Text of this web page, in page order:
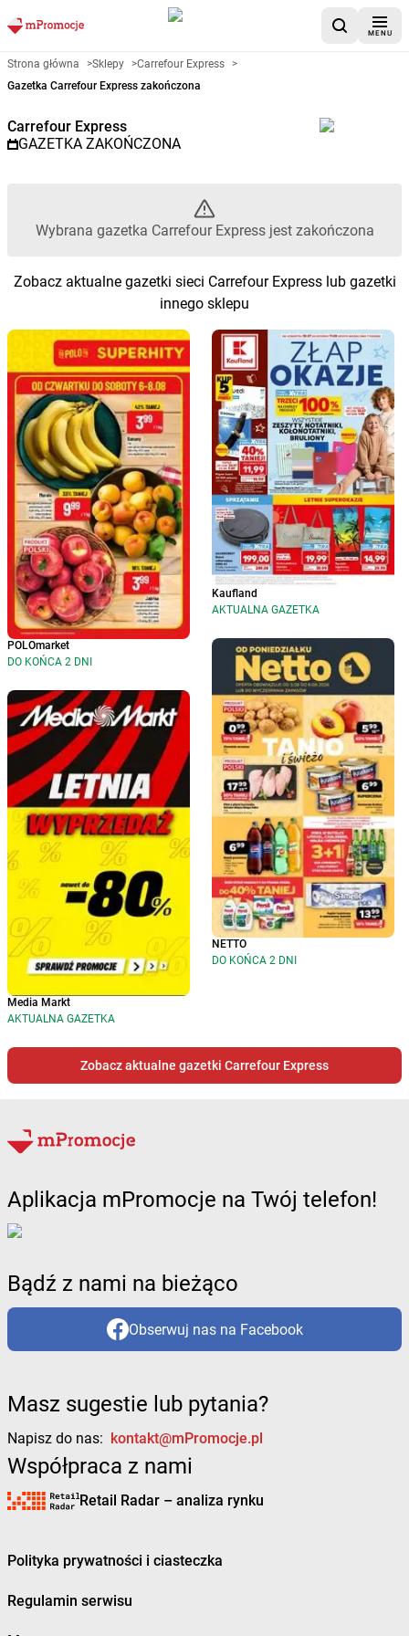
MENU
Gazetka promocyjna
Strona główna >Sklepy >Carrefour Express >
Gazetka Carrefour Express zakończona
Carrefour Express
GAZETKA ZAKOŃCZONA
Wybrana gazetka Carrefour Express jest zakończona
Zobacz aktualne gazetki sieci Carrefour Express lub gazetki
innego sklepu
POLOmarket
DO KOŃCA 2 DNI
Media Markt
AKTUALNA GAZETKA
Kaufland
AKTUALNA GAZETKA
NETTO
DO KOŃCA 2 DNI
Zobacz aktualne gazetki Carrefour Express
Aplikacja mPromocje na Twój telefon!
Bądź z nami na bieżąco
Obserwuj nas na Facebook
Masz sugestie lub pytania?
Napisz do nas: kontakt@mPromocje.pl
Współpraca z nami
Retail Radar – analiza rynku
Polityka prywatności i ciasteczka
Regulamin serwisu